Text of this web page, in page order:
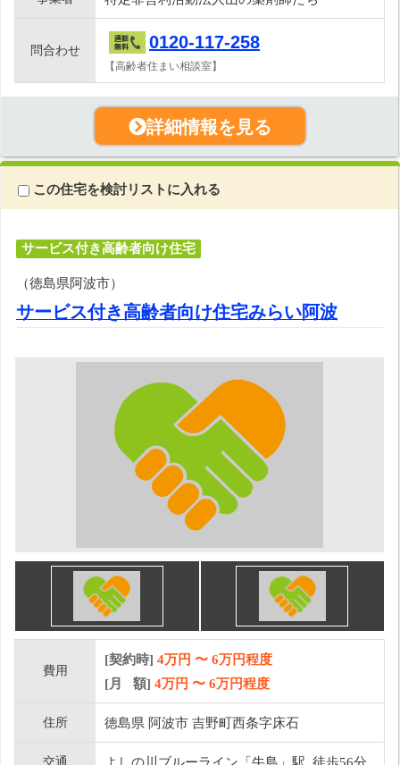
問合わせ 0120-117-258
【高齢者住まい相談室】
詳細情報を見る
この住宅を検討リストに入れる
サービス付き高齢者向け住宅
（徳島県阿波市）
サービス付き高齢者向け住宅みらい阿波
費用
[契約時] 4万円 〜 6万円程度
[月 額] 4万円 〜 6万円程度
住所 徳島県 阿波市 吉野町西条字床石
交通